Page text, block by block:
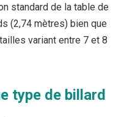
standard de la table de
(2,74 mètres) bien que
variant entre 7 et 8
type de billard